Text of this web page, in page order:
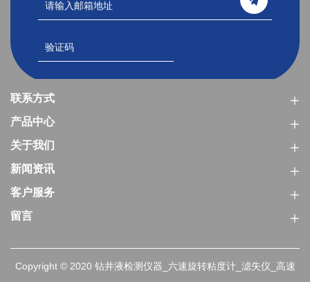
联系方式
产品中心
关于我们
新闻资讯
客户服务
留言
Copyright © 2020 钻井液检测仪器_六速旋转粘度计_滤失仪_高速